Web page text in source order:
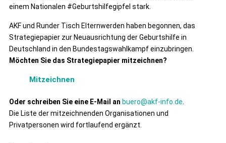
einem Nationalen #Geburtshilfegipfel stark.
AKF und Runder Tisch Elternwerden haben begonnen, das
Strategiepapier zur Neuausrichtung der Geburtshilfe in
Deutschland in den Bundestagswahlkampf einzubringen.
Möchten Sie das Strategiepapier mitzeichnen?
Mitzeichnen
Oder schreiben Sie eine E-Mail an buero@akf-info.de
Die Liste der mitzeichnenden Organisationen und
Privatpersonen wird fortlaufend ergänzt.